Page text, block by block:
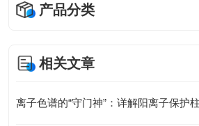
产品分类
相关文章
离子色谱的“守门神”：详解阳离子保护